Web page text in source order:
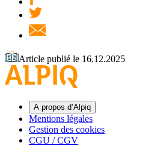
Article publié le 16.12.2025
A propos d’Alpiq
Mentions légales
Gestion des cookies
CGU / CGV